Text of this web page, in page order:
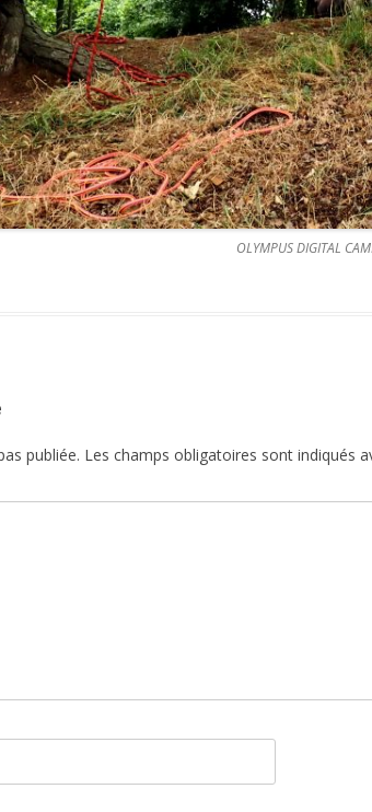
OLYMPUS DIGITAL
publiée. Les champs obligatoires sont indiqués